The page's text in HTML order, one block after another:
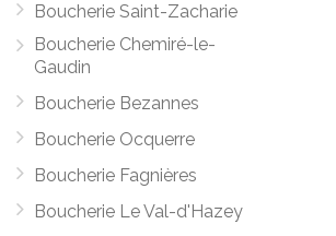
Boucherie Saint-Zacharie
Boucherie Chemiré-le-
Gaudin
Boucherie Bezannes
Boucherie Ocquerre
Boucherie Fagnières
Boucherie Le Val-d'Hazey